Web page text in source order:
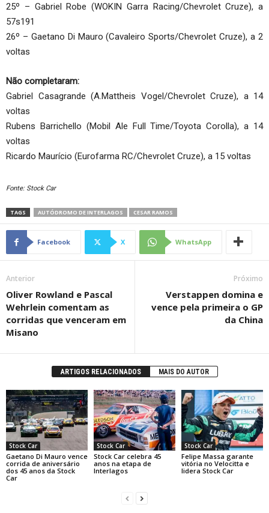
25º – Gabriel Robe (WOKIN Garra Racing/Chevrolet Cruze), a
57s191
26º – Gaetano Di Mauro (Cavaleiro Sports/Chevrolet Cruze), a 2
voltas
Não completaram:
Gabriel Casagrande (A.Mattheis Vogel/Chevrolet Cruze), a 14
voltas
Rubens Barrichello (Mobil Ale Full Time/Toyota Corolla), a 14
voltas
Ricardo Maurício (Eurofarma RC/Chevrolet Cruze), a 15 voltas
Fonte: Stock Car
TAGS AUTÓDROMO DE INTERLAGOS CESAR RAMOS
Facebook X WhatsApp
Anterior
Oliver Rowland e Pascal
Wehrlein comentam as
corridas que venceram em
Misano
Próximo
Verstappen domina e
vence pela primeira o GP
da China
ARTIGOS RELACIONADOS MAIS DO AUTOR
Stock Car
Gaetano Di Mauro vence
corrida de aniversário
dos 45 anos da Stock
Car
Stock Car
Stock Car celebra 45
anos na etapa de
Interlagos
Stock Car
Felipe Massa garante
vitória no Velocitta e
lidera Stock Car